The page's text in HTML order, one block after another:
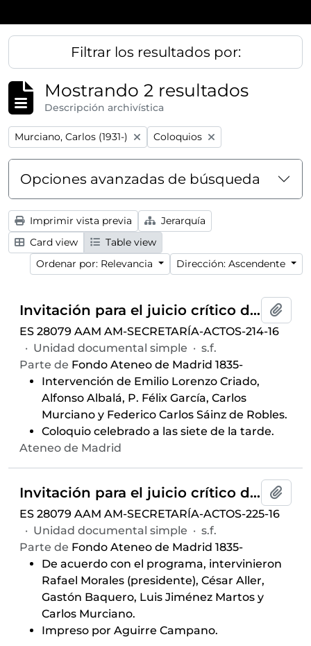
Filtrar los resultados por:
Mostrando 2 resultados
Descripción archivística
Remove filter:
Murciano, Carlos (1931-) Remove filter:
Coloquios
Opciones avanzadas de búsqueda
Imprimir vista previa
Jerarquía
Card view
Table view
Ordenar por: Relevancia
Dirección: Ascendente
Invitación para el juicio crítico del libro
ES 28079 AAM AM-SECRETARÍA-ACTOS-214-16
· Unidad documental simple · s.f.
Parte de Fondo Ateneo de Madrid 1835-
Intervención de Emilio Lorenzo Criado,
Alfonso Albalá, P. Félix García, Carlos
Murciano y Federico Carlos Sáinz de Robles.
Coloquio celebrado a las siete de la tarde.
Ateneo de Madrid
Invitación para el juicio crítico del libro de
ES 28079 AAM AM-SECRETARÍA-ACTOS-225-16
· Unidad documental simple · s.f.
Parte de Fondo Ateneo de Madrid 1835-
De acuerdo con el programa, intervinieron
Rafael Morales (presidente), César Aller,
Gastón Baquero, Luis Jiménez Martos y
Carlos Murciano.
Impreso por Aguirre Campano.